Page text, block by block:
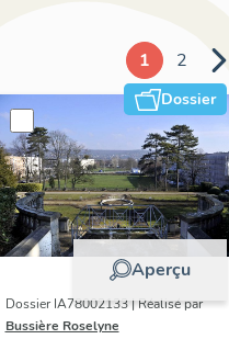
1 2
Dossier
Aperçu
Dossier IA78002133 | Réalisé par
Bussière Roselyne